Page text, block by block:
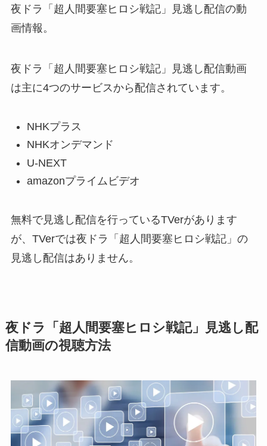
夜ドラ「超人間要塞ヒロシ戦記」見逃し配信の動
画情報。
夜ドラ「超人間要塞ヒロシ戦記」見逃し配信動画
は主に4つのサービスから配信されています。
NHKプラス
NHKオンデマンド
U-NEXT
amazonプライムビデオ
無料で見逃し配信を行っているTVerがあります
が、TVerでは夜ドラ「超人間要塞ヒロシ戦記」の
見逃し配信はありません。
夜ドラ「超人間要塞ヒロシ戦記」見逃し配
信動画の視聴方法